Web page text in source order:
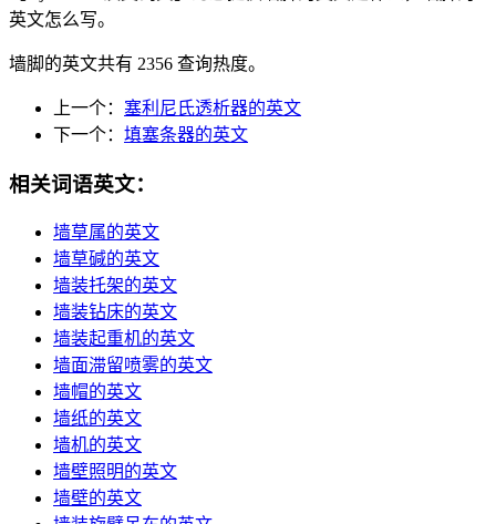
英文怎么写。
墙脚的英文共有 2356 查询热度。
上一个： 塞利尼氏透析器的英文
下一个： 填塞条器的英文
相关词语英文：
墙草属的英文
墙草碱的英文
墙装托架的英文
墙装钻床的英文
墙装起重机的英文
墙面滞留喷雾的英文
墙帽的英文
墙纸的英文
墙机的英文
墙壁照明的英文
墙壁的英文